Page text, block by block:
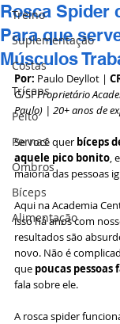
Treino
Suplementação
Costas
Tríceps
Peito
Pernas
Ombros
Bíceps
Alimentação
Rosca Spider
Para que
Músculos
Por: Paulo Deyllot |
G/SPProprietário
Paulo) | 20+ anos de
Se você quer bíceps
aquele pico bonito,
maioria das pessoas
Aqui na Academia
isso há anos com
resultados são
novo. Não é
que poucas pessoas
fala sobre ele.
A rosca spider